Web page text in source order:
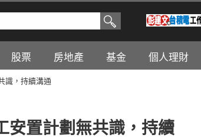
股票 房地產 基金 個人理財
識，持續溝通
安置計劃無共識，持續